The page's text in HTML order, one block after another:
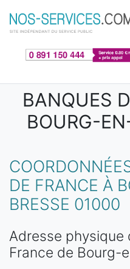
Aller au contenu principal
BANQUES
BOURG-
DE FRANCE À
BRESSE 01000
Adresse physique
France de Bourg-